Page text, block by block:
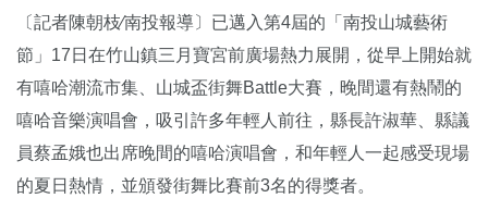
〔記者陳朝枝∕南投報導〕已邁入第4屆的「南投山城藝術
節」17日在竹山鎮三月寶宮前廣場熱力展開，從早上開始就
有嘻哈潮流市集、山城盃街舞Battle大賽，晚間還有熱鬧的
嘻哈音樂演唱會，吸引許多年輕人前往，縣長許淑華、縣議
員蔡孟娥也出席晚間的嘻哈演唱會，和年輕人一起感受現場
的夏日熱情，並頒發街舞比賽前3名的得獎者。